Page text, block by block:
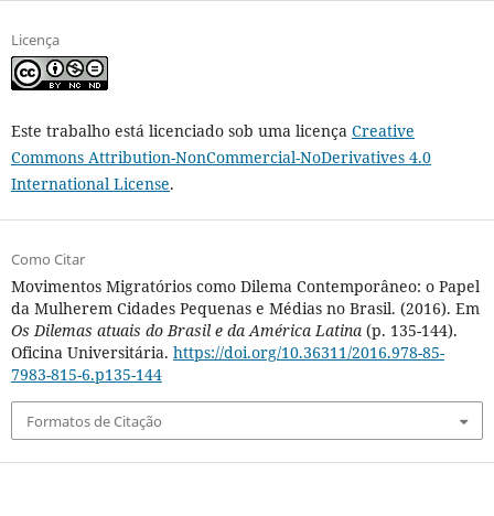
Licença
Este trabalho está licenciado sob uma licença Creative
Commons Attribution-NonCommercial-NoDerivatives 4.0
International License.
Como Citar
Movimentos Migratórios como Dilema Contemporâneo: o Papel
da Mulherem Cidades Pequenas e Médias no Brasil. (2016). Em
Os Dilemas atuais do Brasil e da América Latina(p. 135-144).
Oficina Universitária. https://doi.org/10.36311/2016.978-85-
7983-815-6.p135-144
Formatos de Citação